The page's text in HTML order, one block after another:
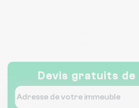
Devis gratuits de